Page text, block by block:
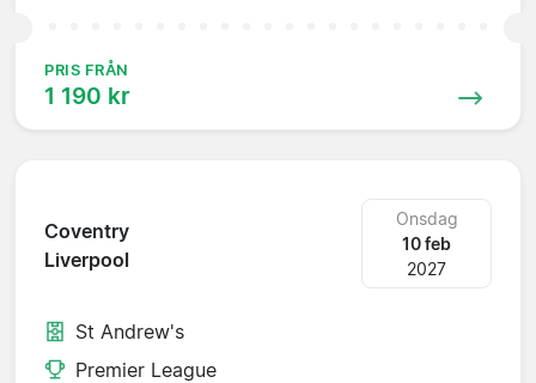
PRIS FRÅN
1 190 kr
Coventry
Liverpool
Onsdag
10 feb
2027
St Andrew's
Premier League